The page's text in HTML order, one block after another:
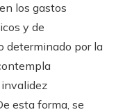
los gastos
y de
determinado por la
esta forma, se